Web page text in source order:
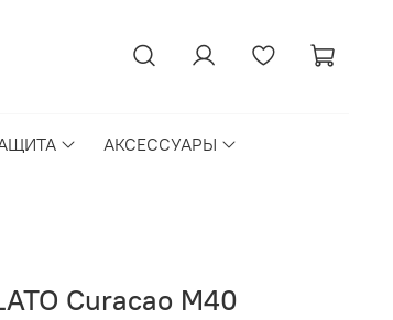
АКСЕССУАРЫ
Curacao M40